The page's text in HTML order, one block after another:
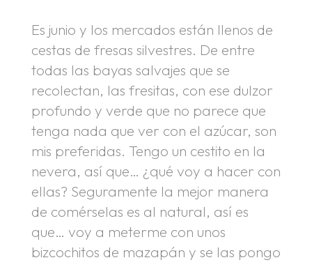
Es junio y los mercados están llenos de
cestas de fresas silvestres. De entre
todas las bayas salvajes que se
recolectan, las fresitas, con ese dulzor
profundo y verde que no parece que
tenga nada que ver con el azúcar, son
mis preferidas. Tengo un cestito en la
nevera, así que… ¿qué voy a hacer con
ellas? Seguramente la mejor manera
de comérselas es al natural, así es
que… voy a meterme con unos
bizcochitos de mazapán y se las pongo